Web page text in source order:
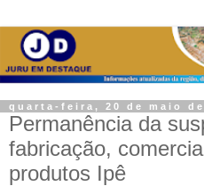
quarta-feira, 20 de maio de
Permanência da
fabricação,
produtos Ipê